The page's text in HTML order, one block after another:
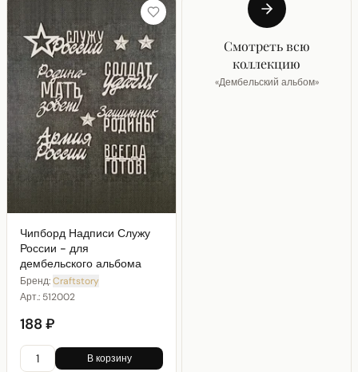
Чипборд Надписи Служу
России - для
дембельского альбома
Бренд:Craftstory
Арт.: 512002
188 ₽
В корзину
Смотреть всю
коллекцию
«Дембельский альбом»